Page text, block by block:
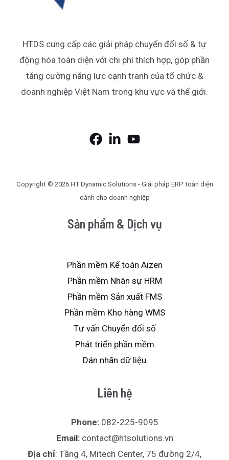
HTDS cung cấp các giải pháp chuyển đổi số & tự
động hóa toàn diện với chi phí thích hợp, góp phần
tăng cường năng lực cạnh tranh của tổ chức &
doanh nghiệp Việt Nam trong khu vực và thế giới.
Copyright © 2026 HT Dynamic Solutions - Giải pháp ERP toàn diện
dành cho doanh nghiệp
Sản phẩm & Dịch vụ
Phần mềm Kế toán Aizen
Phần mềm Nhân sự HRM
Phần mềm Sản xuất FMS
Phần mềm Kho hàng WMS
Tư vấn Chuyển đổi số
Phát triển phần mềm
Dán nhãn dữ liệu
Liên hệ
Phone: 082-225-9095
Email: contact@htsolutions.vn
Địa chỉ: Tầng 4, Mitech Center, 75 đường 2/4,